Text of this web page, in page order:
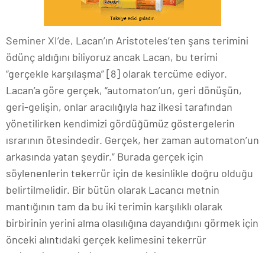
Seminer XI’de, Lacan’ın Aristoteles’ten şans terimini
ödünç aldığını biliyoruz ancak Lacan, bu terimi
“gerçekle karşılaşma” [8] olarak tercüme ediyor.
Lacan’a göre gerçek, “automaton’un, geri dönüşün,
geri-gelişin, onlar aracılığıyla haz ilkesi tarafından
yönetilirken kendimizi gördüğümüz göstergelerin
ısrarının ötesindedir. Gerçek, her zaman automaton’un
arkasında yatan şeydir.” Burada gerçek için
söylenenlerin tekerrür için de kesinlikle doğru olduğu
belirtilmelidir. Bir bütün olarak Lacancı metnin
mantığının tam da bu iki terimin karşılıklı olarak
birbirinin yerini alma olasılığına dayandığını görmek için
önceki alıntıdaki gerçek kelimesini tekerrür